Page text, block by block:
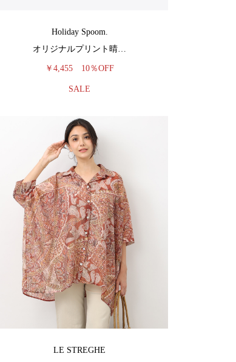
Holiday Spoom.
オリジナルプリント晴…
￥4,455 10％OFF
SALE
LE STREGHE